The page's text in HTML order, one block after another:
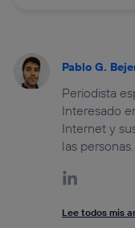
Pablo G.
Periodista
Interesado
Internet y
las personas.
Lee todos mis